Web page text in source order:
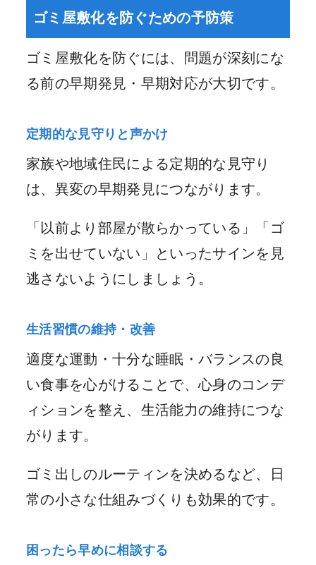
ゴミ屋敷化を防ぐための予防策
ゴミ屋敷化を防ぐには、問題が深刻にな
る前の早期発見・早期対応が大切です。
定期的な見守りと声かけ
家族や地域住民による定期的な見守り
は、異変の早期発見につながります。
「以前より部屋が散らかっている」「ゴ
ミを出せていない」といったサインを見
逃さないようにしましょう。
生活習慣の維持・改善
適度な運動・十分な睡眠・バランスの良
い食事を心がけることで、心身のコンデ
ィションを整え、生活能力の維持につな
がります。
ゴミ出しのルーティンを決めるなど、日
常の小さな仕組みづくりも効果的です。
困ったら早めに相談する